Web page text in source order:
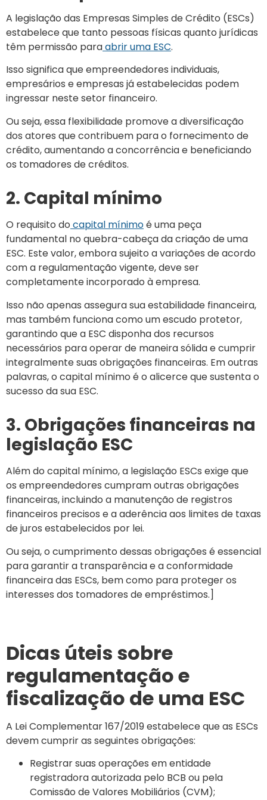
A legislação das Empresas Simples de Crédito (ESCs)
estabelece que tanto pessoas físicas quanto jurídicas
têm permissão paraabrir uma ESC.
Isso significa que empreendedores individuais,
empresários e empresas já estabelecidas podem
ingressar neste setor financeiro.
Ou seja, essa flexibilidade promove a diversificação
dos atores que contribuem para o fornecimento de
crédito, aumentando a concorrência e beneficiando
os tomadores de créditos.
2. Capital mínimo
O requisito do capital mínimoé uma peça
fundamental no quebra-cabeça da criação de uma
ESC. Este valor, embora sujeito a variações de acordo
com a regulamentação vigente, deve ser
completamente incorporado à empresa.
Isso não apenas assegura sua estabilidade financeira,
mas também funciona como um escudo protetor,
garantindo que a ESC disponha dos recursos
necessários para operar de maneira sólida e cumprir
integralmente suas obrigações financeiras. Em outras
palavras, o capital mínimo é o alicerce que sustenta o
sucesso da sua ESC.
3. Obrigações financeiras na
legislação ESC
Além do capital mínimo, a legislação ESCs exige que
os empreendedores cumpram outras obrigações
financeiras, incluindo a manutenção de registros
financeiros precisos e a aderência aos limites de taxas
de juros estabelecidos por lei.
Ou seja, o cumprimento dessas obrigações é essencial
para garantir a transparência e a conformidade
financeira das ESCs, bem como para proteger os
interesses dos tomadores de empréstimos.]
Dicas úteis sobre
regulamentação e
fiscalização de uma ESC
A Lei Complementar 167/2019 estabelece que as ESCs
devem cumprir as seguintes obrigações:
Registrar suas operações em entidade
registradora autorizada pelo BCB ou pela
Comissão de Valores Mobiliários (CVM);